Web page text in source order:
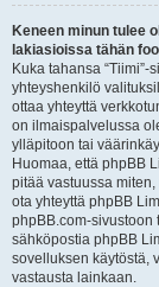
Keneen minun tulee
lakiasioissa tähän
Kuka tahansa
yhteyshenkilö
ottaa yhteyttä
on ilmaispalvelussa
ylläpitoon tai
Huomaa, että phpBB
pitää vastuussa
ota yhteyttä phpBB
phpBB.com-sivustoon
sähköpostia phpBB
sovelluksen käytöstä,
vastausta lainkaan.